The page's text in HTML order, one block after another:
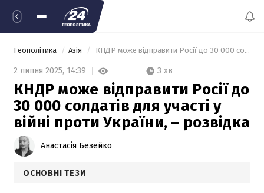
Геополітика Азія КНДР може відправити Росії до 30 000 солдатів для участі у війні проти України, – розвідка
2 липня 2025, 14:39 3 хв
КНДР може відправити Росії до
30 000 солдатів для участі у
війні проти України, – розвідка
Анастасія Безейко
ОСНОВНІ ТЕЗИ